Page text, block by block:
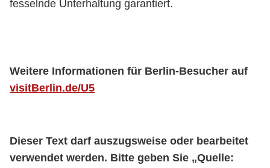
fesselnde Unterhaltung garantiert.
Weitere Informationen für Berlin-Besucher auf
visitBerlin.de/U5
Dieser Text darf auszugsweise oder bearbeitet
verwendet werden. Bitte geben Sie „Quelle: